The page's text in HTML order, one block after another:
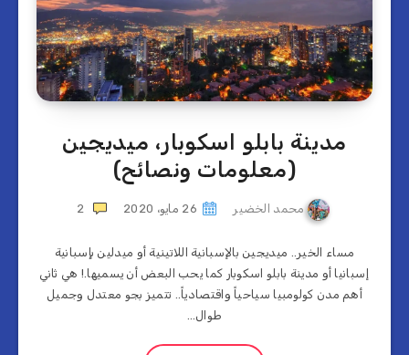
مدينة بابلو اسكوبار، ميديجين
(معلومات ونصائح)
محمد الخضير 26 مايو، 2020 2
مساء الخير.. ميديجين بالإسبانية اللاتينية أو ميدلين بإسبانية
إسبانيا أو مدينة بابلو اسكوبار كما يحب البعض أن يسميها.! هي ثاني
أهم مدن كولومبيا سياحياً واقتصادياً.. تتميز بجو معتدل وجميل
طوال…